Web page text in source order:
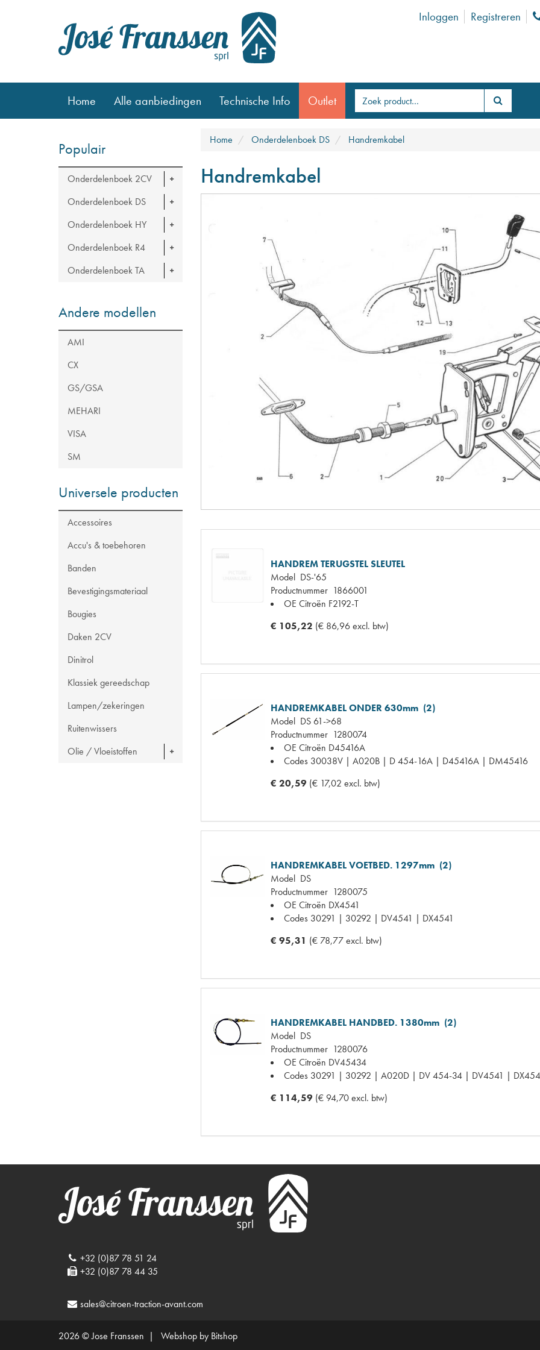
Inloggen Registreren
Home Alle aanbiedingen Technische Info Outlet
Populair
Onderdelenboek 2CV
Onderdelenboek DS
Onderdelenboek HY
Onderdelenboek R4
Onderdelenboek TA
Andere modellen
AMI
CX
GS/GSA
MEHARI
VISA
SM
Universele producten
Accessoires
Accu's & toebehoren
Banden
Bevestigingsmateriaal
Bougies
Daken 2CV
Dinitrol
Klassiek gereedschap
Lampen/zekeringen
Ruitenwissers
Olie / Vloeistoffen
Home Onderdelenboek DS Handremkabel
Handremkabel
HANDREM TERUGSTEL SLEUTEL
Model DS-'65
Productnummer 1866001
OE Citroën F2192-T
€ 105,22 (€ 86,96 excl. btw)
HANDREMKABEL ONDER 630mm (2)
Model DS 61->68
Productnummer 1280074
OE Citroën D45416A
Codes 30038V | A020B | D 454-16A | D45416A | DM45416
€ 20,59 (€ 17,02 excl. btw)
HANDREMKABEL VOETBED. 1297mm (2)
Model DS
Productnummer 1280075
OE Citroën DX4541
Codes 30291 | 30292 | DV4541 | DX4541
€ 95,31 (€ 78,77 excl. btw)
HANDREMKABEL HANDBED. 1380mm (2)
Model DS
Productnummer 1280076
OE Citroën DV45434
Codes 30291 | 30292 | A020D | DV 454-34 | DV4541 |
€ 114,59 (€ 94,70 excl. btw)
+32 (0)87 78 51 24
+32 (0)87 78 44 35
sales@citroen-traction-avant.com
2026 © Jose Franssen | Webshop by Bitshop